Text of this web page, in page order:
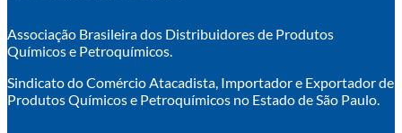
Associação Brasileira dos Distribuidores de Produtos
Químicos e Petroquímicos.
Sindicato do Comércio Atacadista, Importador e Exportador de
Produtos Químicos e Petroquímicos no Estado de São Paulo.